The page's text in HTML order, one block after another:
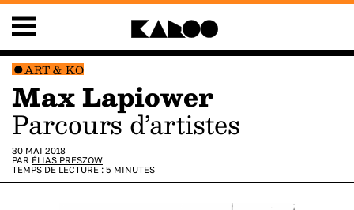
ART & KO
Max Lapiower
Parcours d’artistes
30 MAI 2018
PAR ÉLIAS PRESZOW
TEMPS DE LECTURE : 5 MINUTES